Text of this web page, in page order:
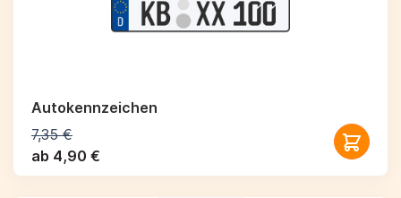
Autokennzeichen
7,35 €
ab 4,90 €